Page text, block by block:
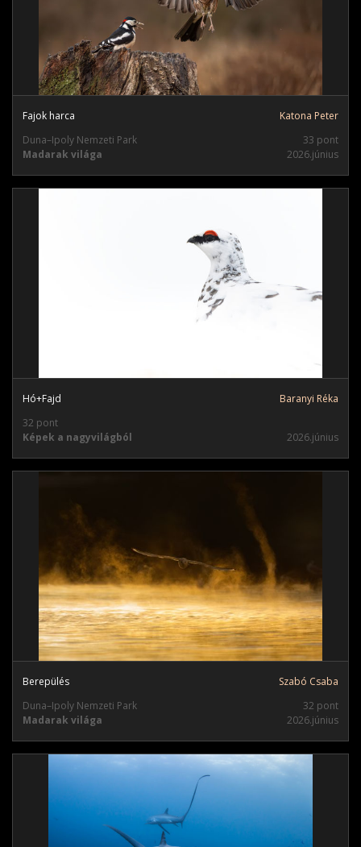
Fajok harca
Katona Peter
Duna–Ipoly Nemzeti Park
33 pont
Madarak világa
2026.június
Hó+Fajd
Baranyi Réka
32 pont
Képek a nagyvilágból
2026.június
Berepülés
Szabó Csaba
Duna–Ipoly Nemzeti Park
32 pont
Madarak világa
2026.június